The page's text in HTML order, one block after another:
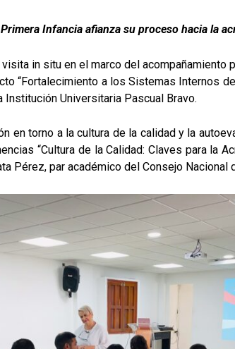
Infancia afianza su proceso hacia la
in situ en el marco del acompañamiento
“Fortalecimiento a los Sistemas Internos
Universitaria Pascual Bravo.
en torno a la cultura de la calidad y la
“Cultura de la Calidad: Claves para la
Pérez, par académico del Consejo Nacional